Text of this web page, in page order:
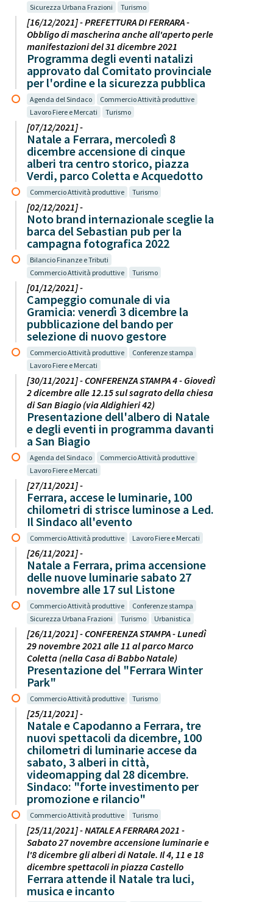
Sicurezza Urbana Frazioni Turismo
[16/12/2021] - PREFETTURA DI FERRARA -
Obbligo di mascherina anche all'aperto perle
manifestazioni del 31 dicembre 2021
Programma degli eventi natalizi
approvato dal Comitato provinciale
per l'ordine e la sicurezza pubblica
Agenda del Sindaco
Commercio Attività produttive
Lavoro Fiere e Mercati
Turismo
[07/12/2021] -
Natale a Ferrara, mercoledì 8
dicembre accensione di cinque
alberi tra centro storico, piazza
Verdi, parco Coletta e Acquedotto
Commercio Attività produttive Turismo
[02/12/2021] -
Noto brand internazionale sceglie la
barca del Sebastian pub per la
campagna fotografica 2022
Bilancio Finanze e Tributi
Commercio Attività produttive
Turismo
[01/12/2021] -
Campeggio comunale di via
Gramicia: venerdì 3 dicembre la
pubblicazione del bando per
selezione di nuovo gestore
Commercio Attività produttive
Conferenze stampa
Lavoro Fiere e Mercati
[30/11/2021] - CONFERENZA STAMPA 4 - Giovedì
2 dicembre alle 12.15 sul sagrato della chiesa
di San Biagio (via Aldighieri 42)
Presentazione dell'albero di Natale
e degli eventi in programma davanti
a San Biagio
Agenda del Sindaco
Commercio Attività produttive
Lavoro Fiere e Mercati
[27/11/2021] -
Ferrara, accese le luminarie, 100
chilometri di strisce luminose a Led.
Il Sindaco all'evento
Commercio Attività produttive Lavoro Fiere e Mercati
[26/11/2021] -
Natale a Ferrara, prima accensione
delle nuove luminarie sabato 27
novembre alle 17 sul Listone
Commercio Attività produttive
Conferenze stampa
Sicurezza Urbana Frazioni
Turismo Urbanistica
[26/11/2021] - CONFERENZA STAMPA - Lunedì
29 novembre 2021 alle 11 al parco Marco
Coletta (nella Casa di Babbo Natale)
Presentazione del "Ferrara Winter
Park"
Commercio Attività produttive Turismo
[25/11/2021] -
Natale e Capodanno a Ferrara, tre
nuovi spettacoli da dicembre, 100
chilometri di luminarie accese da
sabato, 3 alberi in città,
videomapping dal 28 dicembre.
Sindaco: "forte investimento per
promozione e rilancio"
Commercio Attività produttive Turismo
[25/11/2021] - NATALE A FERRARA 2021 -
Sabato 27 novembre accensione luminarie e
l'8 dicembre gli alberi di Natale. Il 4, 11 e 18
dicembre spettacoli in piazza Castello
Ferrara attende il Natale tra luci,
musica e incanto